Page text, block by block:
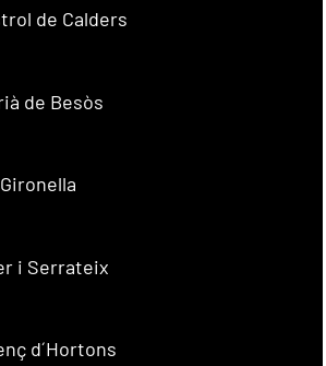
de Calders
de Besòs
Gironella
i Serrateix
d´Hortons